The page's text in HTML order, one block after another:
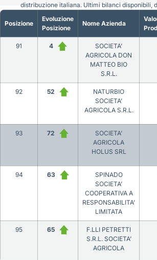
Posizione
Evoluzione
Posizione
Nome Azienda
91 4
SOCIETA’
AGRICOLA DON
MATTEO BIO
S.R.L.
92 52
NATURBIO
SOCIETA’
AGRICOLA S.R.L.
93 72
SOCIETA’
AGRICOLA
HOLUS SRL
94 63
SPINADO
SOCIETA’
COOPERATIVA A
RESPONSABILITA’
LIMITATA
95 65
F.LLI PETRETTI
S.R.L. SOCIETA’
AGRICOLA
distribuzione italiana. Ultimi bilanci disponibili,